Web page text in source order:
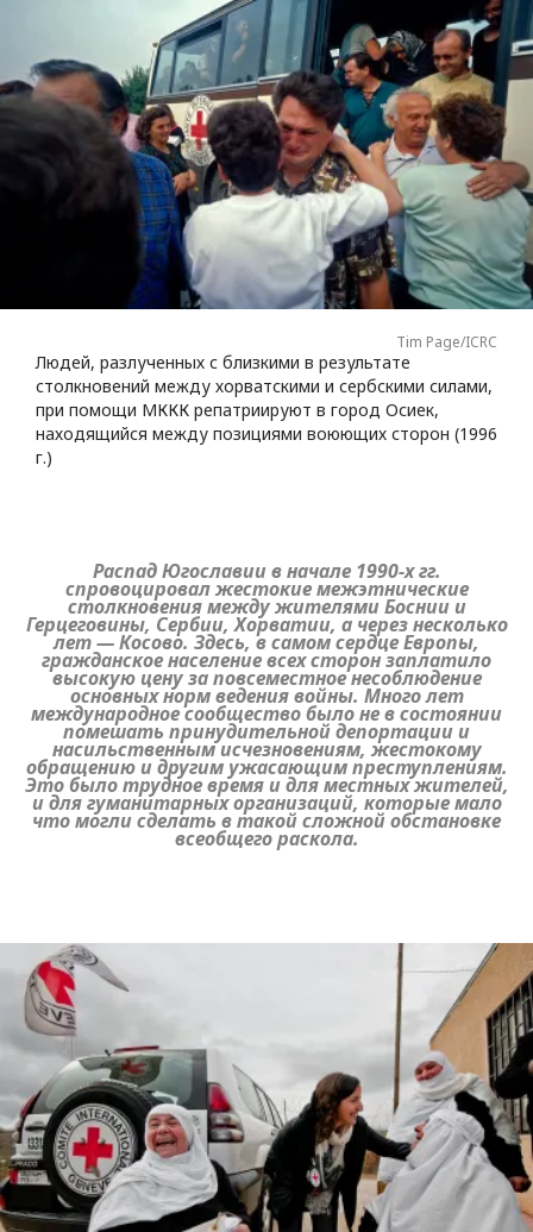
Tim Page/ICRC
Людей, разлученных с близкими в результате
столкновений между хорватскими и сербскими силами,
при помощи МККК репатриируют в город Осиек,
находящийся между позициями воюющих сторон (1996
г.)
Распад Югославии в начале 1990-х гг.
спровоцировал жестокие межэтнические
столкновения между жителями Боснии и
Герцеговины, Сербии, Хорватии, а через несколько
лет — Косово. Здесь, в самом сердце Европы,
гражданское население всех сторон заплатило
высокую цену за повсеместное несоблюдение
основных норм ведения войны. Много лет
международное сообщество было не в состоянии
помешать принудительной депортации и
насильственным исчезновениям, жестокому
обращению и другим ужасающим преступлениям.
Это было трудное время и для местных жителей,
и для гуманитарных организаций, которые мало
что могли сделать в такой сложной обстановке
всеобщего раскола.